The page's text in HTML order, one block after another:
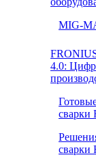
MIG-
4.0:
сварки
сварки